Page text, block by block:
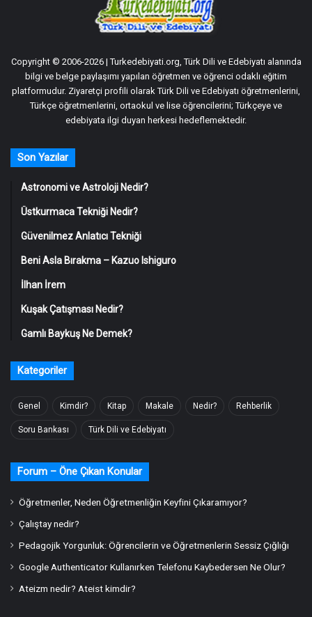
Copyright © 2006-2026 | Turkedebiyati.org, Türk Dili ve Edebiyatı alanında
bilgi ve belge paylaşımı yapılan öğretmen ve öğrenci odaklı eğitim
platformudur. Ziyaretçi profili olarak Türk Dili ve Edebiyatı öğretmenlerini,
Türkçe öğretmenlerini, ortaokul ve lise öğrencilerini; Türkçeye ve
edebiyata ilgi duyan herkesi hedeflemektedir.
Son Yazılar
Astronomi ve Astroloji Nedir?
Üstkurmaca Tekniği Nedir?
Güvenilmez Anlatıcı Tekniği
Beni Asla Bırakma – Kazuo Ishiguro
İlhan İrem
Kuşak Çatışması Nedir?
Gamlı Baykuş Ne Demek?
Kategoriler
Genel Kimdir? Kitap Makale Nedir? Rehberlik
Soru Bankası Türk Dili ve Edebiyatı
Forum – Öne Çıkan Konular
Öğretmenler, Neden Öğretmenliğin Keyfini Çıkaramıyor?
Çalıştay nedir?
Pedagojik Yorgunluk: Öğrencilerin ve Öğretmenlerin Sessiz Çığlığı
Google Authenticator Kullanırken Telefonu Kaybedersen Ne Olur?
Ateizm nedir? Ateist kimdir?